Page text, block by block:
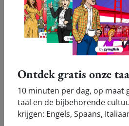
Presente
io sfacchini
tu sfacchini
voi sfacchiniate
ino
io
tu
lui/
voi
Passato
io abbia sfacchinato
io
Ontdek gratis onze
10 minuten per dag, op maat
taal en de bijbehorende
krijgen: Engels, Spaans,